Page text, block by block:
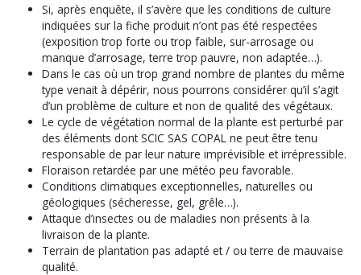
Si, après enquête, il s’avère que les conditions de culture
indiquées sur la fiche produit n’ont pas été respectées
(exposition trop forte ou trop faible, sur-arrosage ou
manque d’arrosage, terre trop pauvre, non adaptée…).
Dans le cas où un trop grand nombre de plantes du même
type venait à dépérir, nous pourrons considérer qu’il s’agit
d’un problème de culture et non de qualité des végétaux.
Le cycle de végétation normal de la plante est perturbé par
des éléments dont SCIC SAS COPAL ne peut être tenu
responsable de par leur nature imprévisible et irrépressible.
Floraison retardée par une météo peu favorable.
Conditions climatiques exceptionnelles, naturelles ou
géologiques (sécheresse, gel, grêle…).
Attaque d’insectes ou de maladies non présents à la
livraison de la plante.
Terrain de plantation pas adapté et / ou terre de mauvaise
qualité.